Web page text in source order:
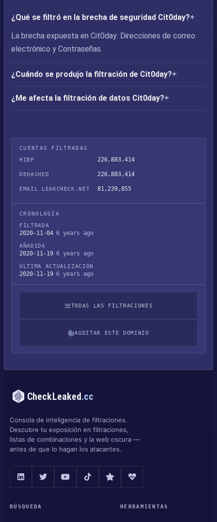
¿Qué se filtró en la brecha de seguridad Cit0day?
La brecha expuesta en Cit0day: Direcciones de correo
electrónico y Contraseñas.
¿Cuándo se produjo la filtración de Cit0day?
¿Me afecta la filtración de datos Cit0day?
CUENTAS FILTRADAS
HIBP
226,883,414
DEHASHED 226,883,414
EMAIL LEAKCHECK.NET 81,239,855
CRONOLOGÍA
FILTRADA
2020-11-04 6 years ago
AÑADIDA
2020-11-19 6 years ago
ÚLTIMA ACTUALIZACIÓN
2020-11-19 6 years ago
TODAS LAS FILTRACIONES
AUDITAR ESTE DOMINIO
CheckLeaked.cc
Consola de inteligencia de filtraciones.
Descubre tu exposición en filtraciones,
listas de combinaciones y la web oscura —
antes de que lo hagan los atacantes.
BÚSQUEDA HERRAMIENTAS